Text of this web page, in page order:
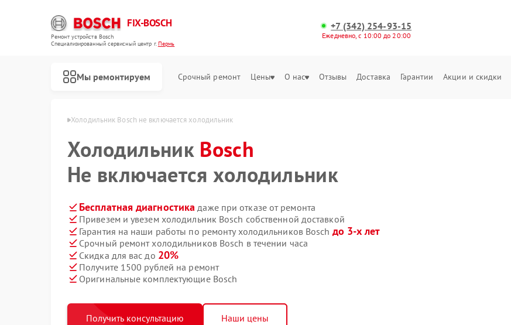
FIX-BOSCH
Ремонт устройств Bosch
Специализированный cервисный центр г.Пермь
+7 (342) 254-93-15
Ежедневно, с 10:00 до 20:00
Мы ремонтируем Срочный ремонт Цены О нас Отзывы Доставка Гарантии Акции и скидки
Bosch в Перми Холодильник Bosch не включается холодильник
Холодильник Bosch
Не включается холодильник
Бесплатная диагностика даже при отказе от ремонта
Привезем и увезем холодильник Bosch собственной доставкой
Гарантия на наши работы по ремонту холодильников Bosch до 3-х лет
Срочный ремонт холодильников Bosch в течении часа
Скидка для вас до 20%
Получите 1500 рублей на ремонт
Оригинальные комплектующие Bosch
Получить консультацию Наши цены